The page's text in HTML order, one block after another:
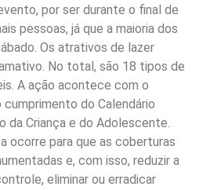
por ser durante o final de
pessoas, já que a maioria dos
Os atrativos de lazer
No total, são 18 tipos de
A ação acontece com o
do Calendário
da Criança e do Adolescente.
ocorre para que as coberturas
e, com isso, reduzir a
eliminar ou erradicar